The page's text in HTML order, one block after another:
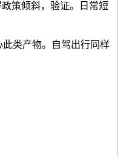
策倾斜，验证。日常短
类产物。自驾出行同样